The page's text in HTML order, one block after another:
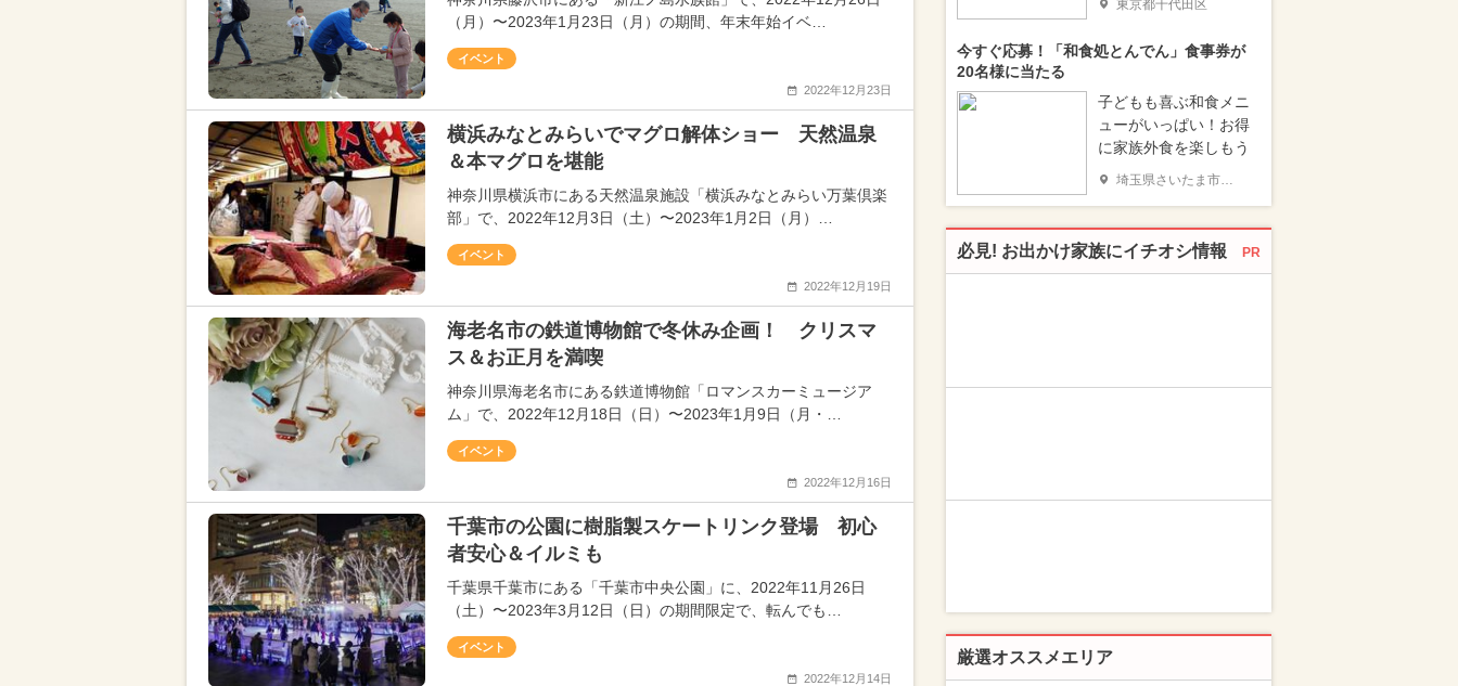
（月）〜2023年1月23日（月）の期間、年末年始イベ…
イベント
2022年12月23日
横浜みなとみらいでマグロ解体ショー 天然温泉
＆本マグロを堪能
神奈川県横浜市にある天然温泉施設「横浜みなとみらい万葉倶楽
部」で、2022年12月3日（土）〜2023年1月2日（月）…
イベント
2022年12月19日
海老名市の鉄道博物館で冬休み企画！ クリスマ
ス＆お正月を満喫
神奈川県海老名市にある鉄道博物館「ロマンスカーミュージア
ム」で、2022年12月18日（日）〜2023年1月9日（月・…
イベント
2022年12月16日
千葉市の公園に樹脂製スケートリンク登場 初心
者安心＆イルミも
千葉県千葉市にある「千葉市中央公園」に、2022年11月26日
（土）〜2023年3月12日（日）の期間限定で、転んでも…
イベント
2022年12月14日
東京都千代田区
今すぐ応募！「和食処とんでん」食事券が
20名様に当たる
子どもも喜ぶ和食メニ
ューがいっぱい！お得
に家族外食を楽しもう
埼玉県さいたま市南区
必見! お出かけ家族にイチオシ情報 PR
厳選オススメエリア